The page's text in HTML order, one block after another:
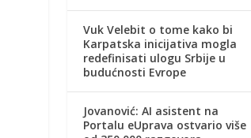
Vuk Velebit o tome kako bi
Karpatska inicijativa mogla
redefinisati ulogu Srbije u
budućnosti Evrope
Jovanović: AI asistent na
Portalu eUprava ostvario više